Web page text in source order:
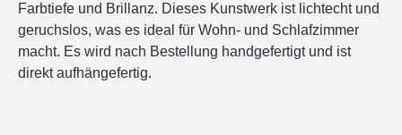
Farbtiefe und Brillanz. Dieses Kunstwerk ist lichtecht und
geruchslos, was es ideal für Wohn- und Schlafzimmer
macht. Es wird nach Bestellung handgefertigt und ist
direkt aufhängefertig.